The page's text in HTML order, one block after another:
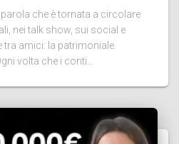
parola che è tornata a circolare
nei talk show, sui social e
amici: la patrimoniale.
volta che i conti...